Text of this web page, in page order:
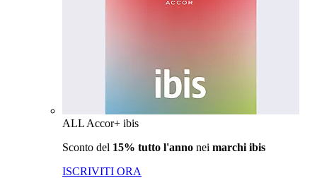
ALL Accor+ ibis
Sconto del 15% tutto l'anno nei marchi ibis
ISCRIVITI ORA